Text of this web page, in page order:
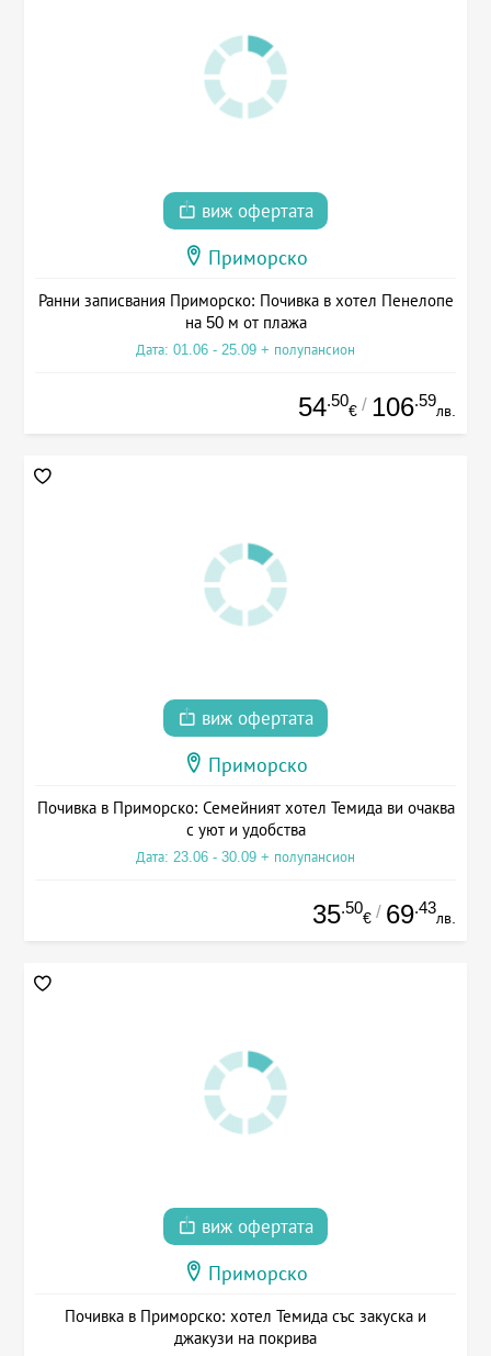
виж офертата
Приморско
Ранни записвания Приморско: Почивка в хотел Пенелопе
на 50 м от плажа
Дата: 01.06 - 25.09 + полупансион
54.50
€ / 106.59
лв.
виж офертата
Приморско
Почивка в Приморско: Семейният хотел Темида ви очаква
с уют и удобства
Дата: 23.06 - 30.09 + полупансион
35.50
€ / 69.43
лв.
виж офертата
Приморско
Почивка в Приморско: хотел Темида със закуска и
джакузи на покрива